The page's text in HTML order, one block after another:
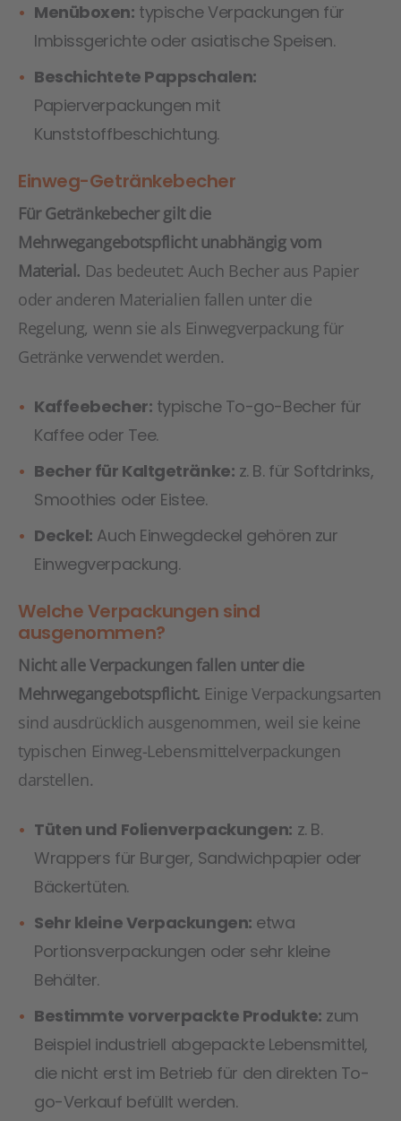
Menüboxen: typische Verpackungen für
Imbissgerichte oder asiatische Speisen.
Beschichtete Pappschalen:
Papierverpackungen mit
Kunststoffbeschichtung.
Einweg-Getränkebecher
Für Getränkebecher gilt die
Mehrwegangebotspflicht unabhängig vom
Material. Das bedeutet: Auch Becher aus Papier
oder anderen Materialien fallen unter die
Regelung, wenn sie als Einwegverpackung für
Getränke verwendet werden.
Kaffeebecher: typische To-go-Becher für
Kaffee oder Tee.
Becher für Kaltgetränke: z. B. für Softdrinks,
Smoothies oder Eistee.
Deckel: Auch Einwegdeckel gehören zur
Einwegverpackung.
Welche Verpackungen sind
ausgenommen?
Nicht alle Verpackungen fallen unter die
Mehrwegangebotspflicht. Einige Verpackungsarten
sind ausdrücklich ausgenommen, weil sie keine
typischen Einweg-Lebensmittelverpackungen
darstellen.
Tüten und Folienverpackungen: z. B.
Wrappers für Burger, Sandwichpapier oder
Bäckertüten.
Sehr kleine Verpackungen: etwa
Portionsverpackungen oder sehr kleine
Behälter.
Bestimmte vorverpackte Produkte: zum
Beispiel industriell abgepackte Lebensmittel,
die nicht erst im Betrieb für den direkten To-
go-Verkauf befüllt werden.